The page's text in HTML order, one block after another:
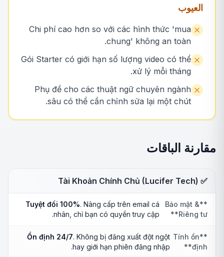
العيوب
Chi phí cao hơn so với các hình thức 'mua
chung' không an toàn.
Gói Starter có giới hạn số lượng video có thể
xử lý mỗi tháng.
Phụ đề cho các thuật ngữ chuyên ngành
sâu có thể cần chỉnh sửa lại một chút.
مقارنة الباقات
✅ Tài Khoản Chính Chủ (Lucifer Tech)
**Bảo mật &
Riêng tư**
Tuyệt đối 100%. Nâng cấp trên email cá
nhân, chỉ bạn có quyền truy cập.
**Tính ổn
định**
Ổn định 24/7. Không bị đăng xuất đột ngột
hay giới hạn phiên đăng nhập.